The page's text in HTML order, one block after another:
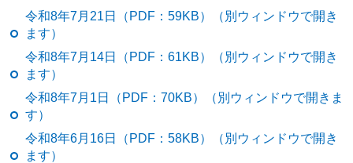
令和8年7月21日（PDF：59KB）（別ウィンドウで開き
ます）
令和8年7月14日（PDF：61KB）（別ウィンドウで開き
ます）
令和8年7月1日（PDF：70KB）（別ウィンドウで開きま
す）
令和8年6月16日（PDF：58KB）（別ウィンドウで開き
ます）